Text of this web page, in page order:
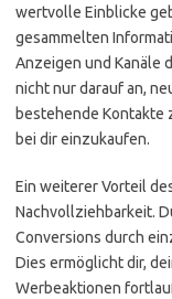
wertvolle Einblicke
gesammelten
Anzeigen und Kanäle
nicht nur darauf an,
bestehende Kontakte
bei dir einzukaufen.
Ein weiterer Vorteil
Nachvollziehbarkeit.
Conversions durch
Dies ermöglicht dir,
Werbeaktionen